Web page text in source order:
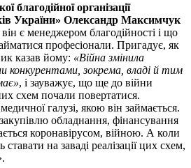
благодійної організації
України» Олександр Максимчук
є менеджером благодійності і що
професіонали. Пригадує, як
казав йому: «Війна змінила
конкурентами, зокрема, владі й тим
, і зауважує, що ще до війни
схем почали повертатися.
галузі, якою він займається.
обладнання, фінансування
коронавірусом, війною. А коли
на заваді реалізації цих схем,